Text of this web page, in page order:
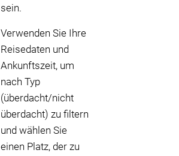
sein.
Verwenden Sie Ihre
Reisedaten und
Ankunftszeit, um
nach Typ
(überdacht/nicht
überdacht) zu filtern
und wählen Sie
einen Platz, der zu